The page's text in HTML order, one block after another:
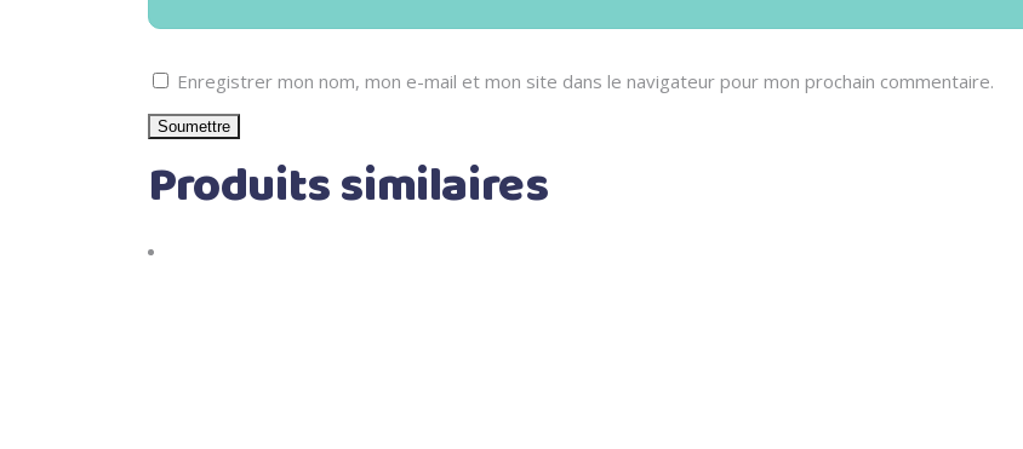
Enregistrer mon nom, mon e-mail et mon site dans le navigateur pour mon prochain commentaire.
Produits similaires